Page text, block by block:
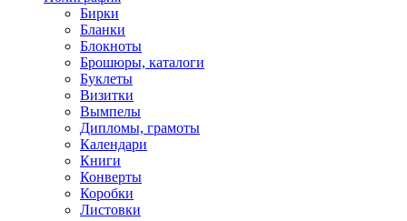
Бирки
Бланки
Блокноты
Брошюры, каталоги
Буклеты
Визитки
Вымпелы
Дипломы, грамоты
Календари
Книги
Конверты
Коробки
Листовки